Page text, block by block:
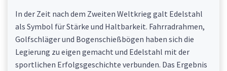
In der Zeit nach dem Zweiten Weltkrieg galt Edelstahl
als Symbol für Stärke und Haltbarkeit. Fahrradrahmen,
Golfschläger und Bogenschießbögen haben sich die
Legierung zu eigen gemacht und Edelstahl mit der
sportlichen Erfolgsgeschichte verbunden. Das Ergebnis